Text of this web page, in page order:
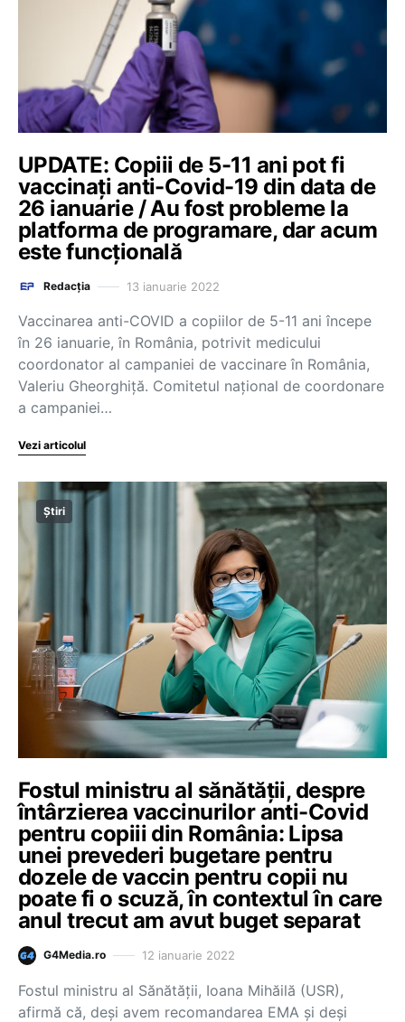
UPDATE: Copiii de 5-11 ani pot fi
vaccinați anti-Covid-19 din data de
26 ianuarie / Au fost probleme la
platforma de programare, dar acum
este funcțională
Redacția 13 ianuarie 2022
Vaccinarea anti-COVID a copiilor de 5-11 ani începe
în 26 ianuarie, în România, potrivit medicului
coordonator al campaniei de vaccinare în România,
Valeriu Gheorghiță. Comitetul național de coordonare
a campaniei…
Vezi articolul
Știri
Fostul ministru al sănătății, despre
întârzierea vaccinurilor anti-Covid
pentru copiii din România: Lipsa
unei prevederi bugetare pentru
dozele de vaccin pentru copii nu
poate fi o scuză, în contextul în care
anul trecut am avut buget separat
G4Media.ro 12 ianuarie 2022
Fostul ministru al Sănătăţii, Ioana Mihăilă (USR),
afirmă că, deşi avem recomandarea EMA şi deşi